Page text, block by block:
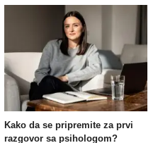
Kako da se pripremite za prvi
razgovor sa psihologom?